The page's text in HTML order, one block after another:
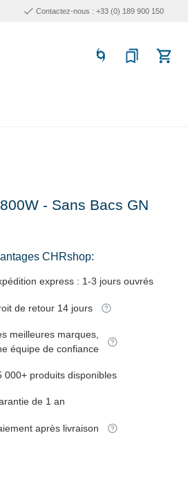
Contactez-nous : +33 (0) 189 900 150
- Sans Bacs GN
CHRshop:
express : 1-3 jours ouvrés
de retour 14 jours
meilleures marques,
équipe de confiance
000+ produits disponibles
de 1 an
après livraison